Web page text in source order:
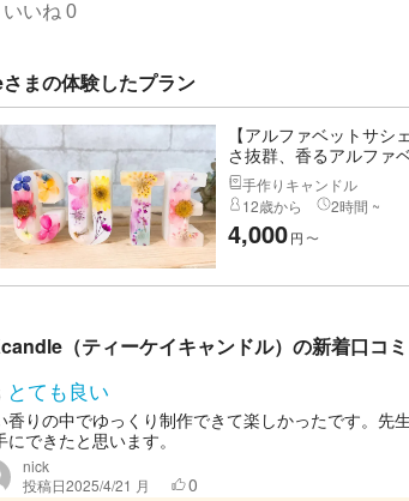
いいね 0
まの体験したプラン
【アルファベットサ
さ抜群、香るアルファ
手作りキャンドル
12歳から
2時間 ~
4,000円 〜
（ティーケイキャンドル）の新着口コミ
とても良い
香りの中でゆっくり制作できて楽しかったです。先
にできたと思います。
nick
投稿日2025/4/21 月 0